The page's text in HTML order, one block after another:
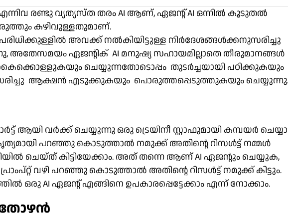
രണ്ടു വ്യത്യസ്ത തരം AI ആണ്, ഏജന്റ് AI ഒന്നിൽ കൂടുതൽ
കഴിവുള്ളതുമാണ്.
അവക്ക് നൽകിയിട്ടുള്ള നിർദേശങ്ങൾക്കനുസരിച്ചു
അതേസമയം ഏജന്റിക് AI മനുഷ്യ സഹായമില്ലാതെ തീരുമാനങ്ങൾ
ചെയ്യുന്നതോടൊപ്പം തുടർച്ചയായി പഠിക്കുകയും
ആക്ഷൻ എടുക്കുകയും പൊരുത്തപ്പെടുത്തുകയും ചെയ്യുന്നു.
ആയി വർക്ക് ചെയ്യുന്നു ഒരു ട്രെയിനീ സ്റ്റാഫുമായി കമ്പയർ
പറഞ്ഞു കൊടുത്താൽ നമുക്ക് അതിന്റെ റിസൾട്ട് നമ്മൾ
ചെയ്‌ത്‌ കിട്ടിയേക്കാം. അത് തന്നെ ആണ് AI ഏജന്റും ചെയ്യുക,
വഴി പറഞ്ഞു കൊടുത്താൽ അതിന്റെ റിസൾട്ട് നമുക്ക് കിട്ടും.
ഒരു AI ഏജന്റ് എങ്ങിനെ ഉപകാരപ്പെട്ടേക്കാം എന്ന് നോക്കാം.
തോഴൻ